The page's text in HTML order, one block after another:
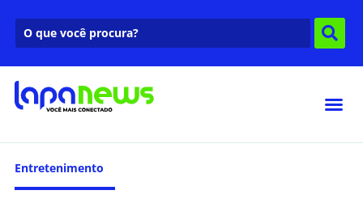
Entretenimento